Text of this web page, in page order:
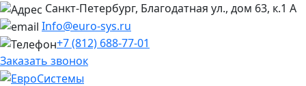
Санкт-Петербург, Благодатная ул., дом 63, к.1 А
Info@euro-sys.ru
+7 (812) 688-77-01
Заказать звонок